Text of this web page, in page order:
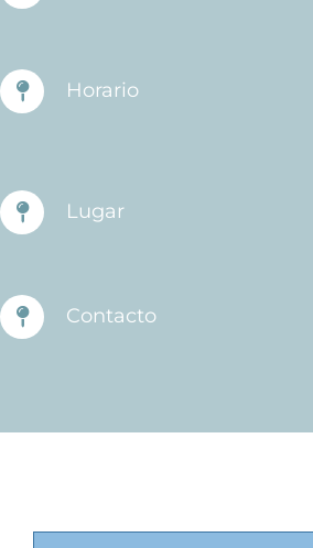
Horario
Lugar
Contacto